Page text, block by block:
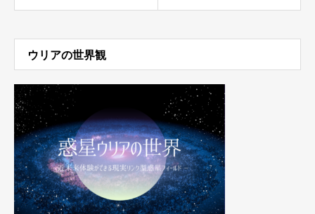
ウリアの世界観